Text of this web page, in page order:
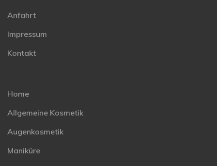
Anfahrt
Impressum
Kontakt
Home
Allgemeine Kosmetik
Augenkosmetik
Maniküre